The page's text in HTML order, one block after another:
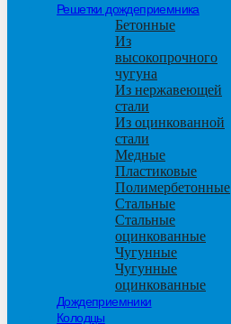
Решетки дождеприемника
Бетонные
Из
высокопрочного
чугуна
Из нержавеющей
стали
Из оцинкованной
стали
Медные
Пластиковые
Полимербетонные
Стальные
Стальные
оцинкованные
Чугунные
Чугунные
оцинкованные
Дождеприемники
Колодцы